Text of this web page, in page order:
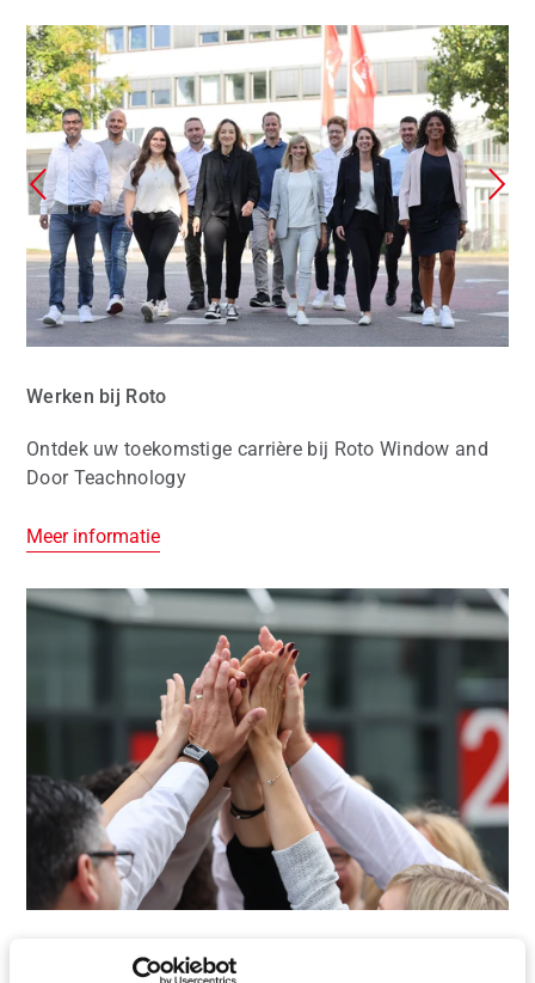
Werken bij Roto
Ontdek uw toekomstige carrière bij Roto Window and
Door Teachnology
Meer informatie
Huidige vacatures